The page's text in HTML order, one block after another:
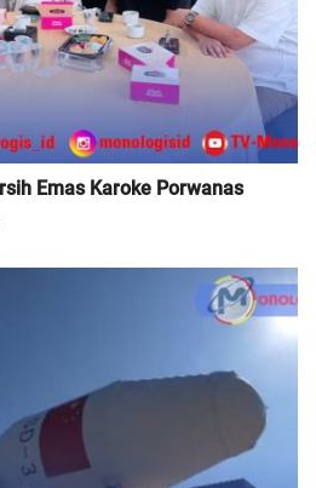
Emas Karoke Porwanas